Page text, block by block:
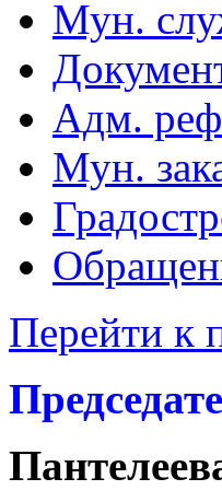
Мун.
Адм.
Мун.
Перейти к